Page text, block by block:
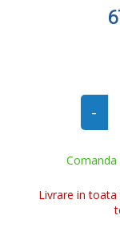
-
Comanda
Livrare in